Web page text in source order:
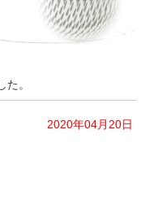
。
2020年04月20日